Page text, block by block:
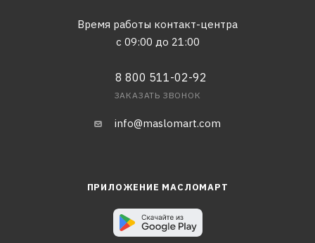
Время работы контакт-центра
с 09:00 до 21:00
8 800 511-02-92
ЗАКАЗАТЬ ЗВОНОК
info@maslomart.com
ПРИЛОЖЕНИЕ МАСЛОМАРТ